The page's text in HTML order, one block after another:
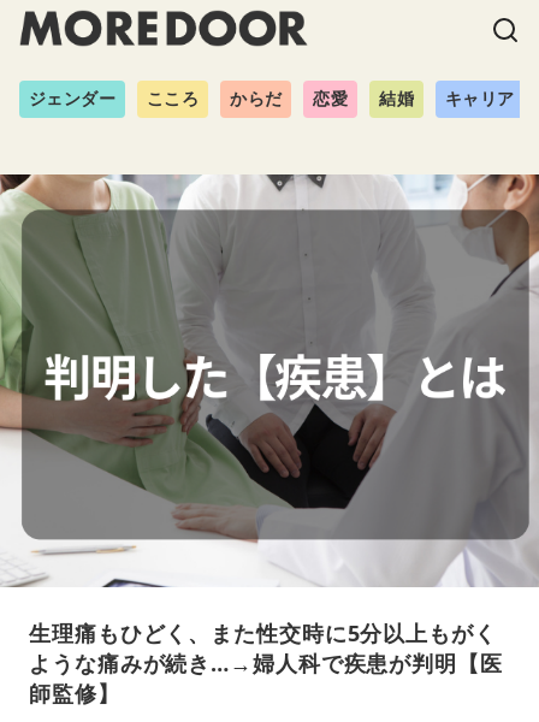
ジェンダー こころ からだ 恋愛 結婚 キャリア
生理痛もひどく、また性交時に5分以上もがく
ような痛みが続き…→婦人科で疾患が判明【医
師監修】